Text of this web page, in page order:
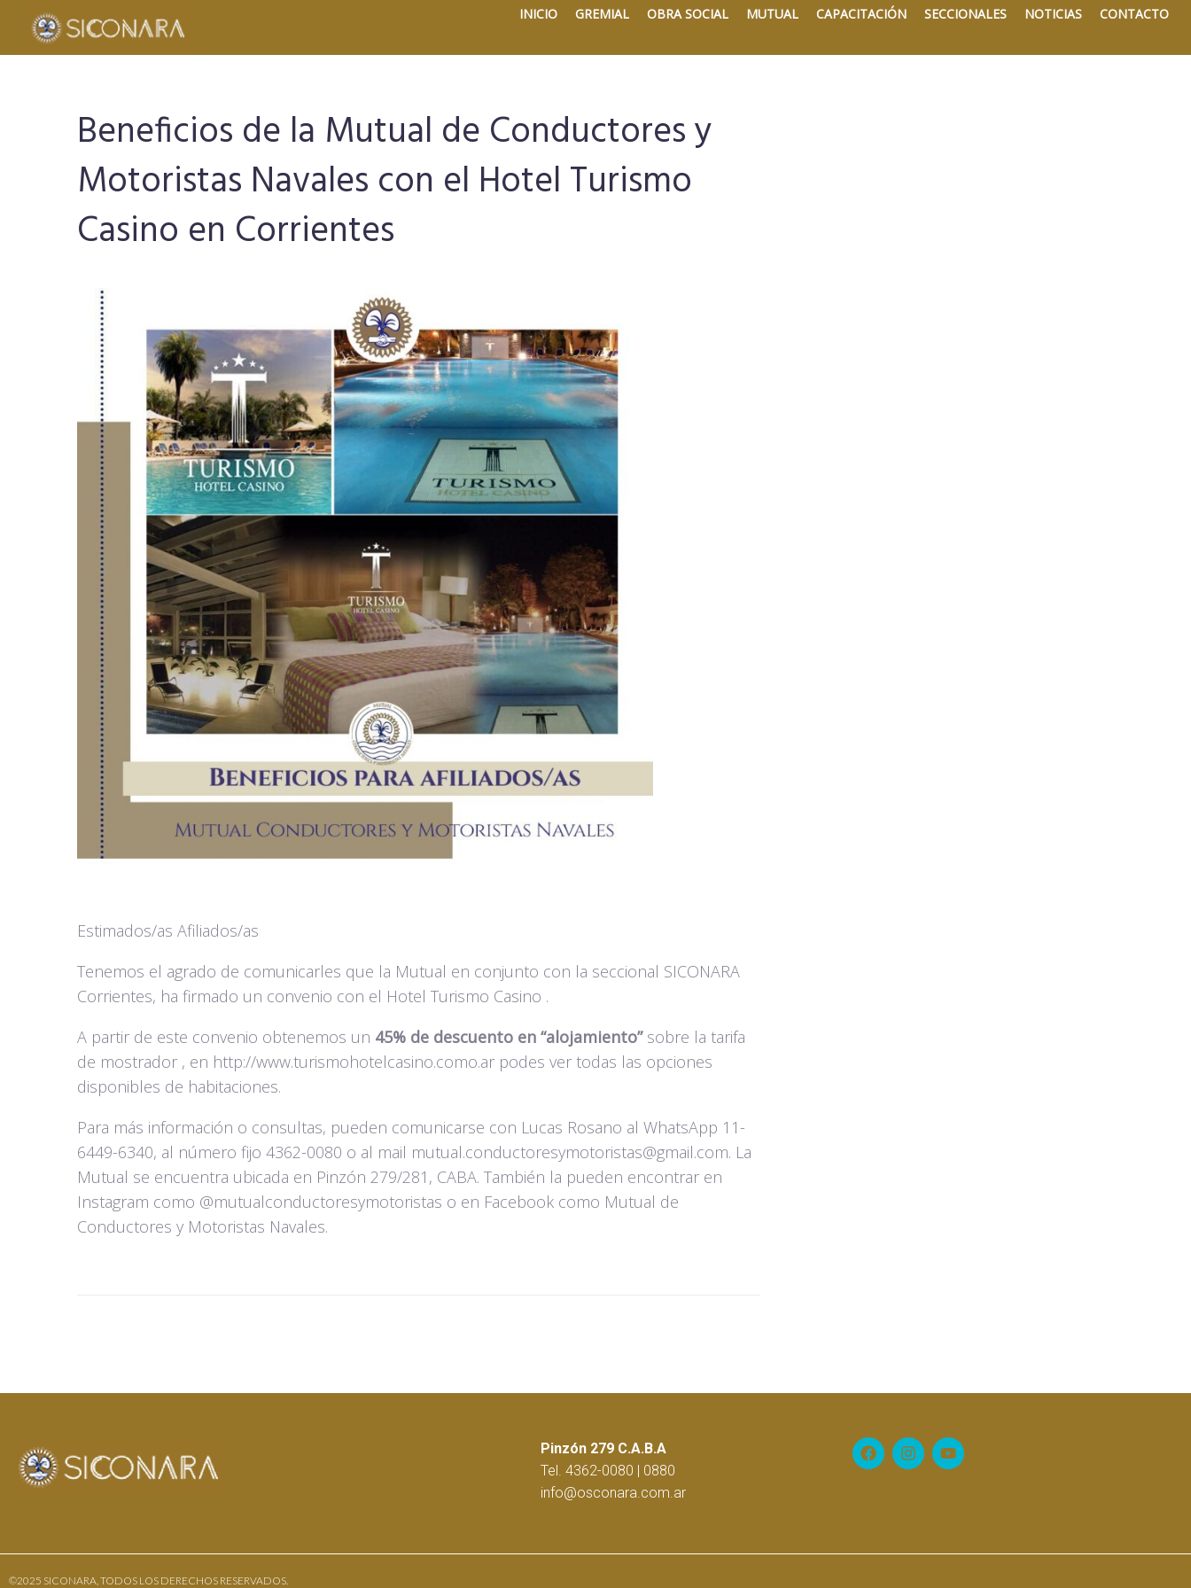
INICIO GREMIAL OBRA SOCIAL MUTUAL CAPACITACIÓN SECCIONALES NOTICIAS CONTACTO
Beneficios de la Mutual de Conductores y
Motoristas Navales con el Hotel Turismo
Casino en Corrientes
Estimados/as Afiliados/as
Tenemos el agrado de comunicarles que la Mutual en conjunto con la seccional SICONARA
Corrientes, ha firmado un convenio con el Hotel Turismo Casino .
A partir de este convenio obtenemos un 45% de descuento en “alojamiento”sobre la tarifa
de mostrador , en http://www.turismohotelcasino.como.ar podes ver todas las opciones
disponibles de habitaciones.
Para más información o consultas, pueden comunicarse con Lucas Rosano al WhatsApp 11-
6449-6340, al número fijo 4362-0080 o al mail mutual.conductoresymotoristas@gmail.com. La
Mutual se encuentra ubicada en Pinzón 279/281, CABA. También la pueden encontrar en
Instagram como @mutualconductoresymotoristas o en Facebook como Mutual de
Conductores y Motoristas Navales.
Pinzón 279 C.A.B.A
Tel. 4362-0080 | 0880
info@osconara.com.ar
©2025 SICONARA, TODOS LOS DERECHOS RESERVADOS.